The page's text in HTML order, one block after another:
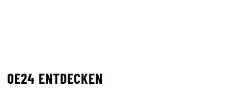
OE24 ENTDECKEN